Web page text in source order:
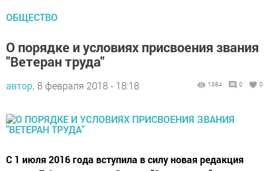
ОБЩЕСТВО
О порядке и условиях присвоения звания
"Ветеран труда"
автор, 8 февраля 2018 - 18:18 1384 0 0
С 1 июля 2016 года вступила в силу новая редакция